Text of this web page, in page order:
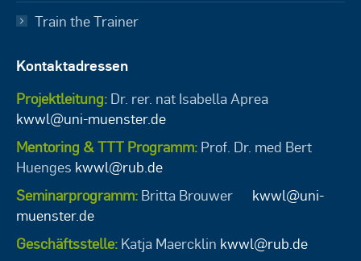
Train the Trainer
Kontaktadressen
Projektleitung: Dr. rer. nat Isabella Aprea
kwwl@uni-muenster.de
Mentoring & TTT Programm: Prof. Dr. med Bert
Huenges kwwl@rub.de
Seminarprogramm: Britta Brouwer kwwl@uni-
muenster.de
Geschäftsstelle: Katja Maercklin kwwl@rub.de